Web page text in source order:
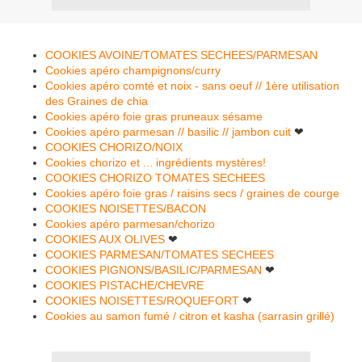
COOKIES AVOINE/TOMATES SECHEES/PARMESAN
Cookies apéro champignons/curry
Cookies apéro comté et noix - sans oeuf // 1ère utilisation
des Graines de chia
Cookies apéro foie gras pruneaux sésame
Cookies apéro parmesan // basilic // jambon cuit ❤
COOKIES CHORIZO/NOIX
Cookies chorizo et ... ingrédients mystères!
COOKIES CHORIZO TOMATES SECHEES
Cookies apéro foie gras / raisins secs / graines de courge
COOKIES NOISETTES/BACON
Cookies apéro parmesan/chorizo
COOKIES AUX OLIVES ❤
COOKIES PARMESAN/TOMATES SECHEES
COOKIES PIGNONS/BASILIC/PARMESAN ❤
COOKIES PISTACHE/CHEVRE
COOKIES NOISETTES/ROQUEFORT ❤
Cookies au samon fumé / citron et kasha (sarrasin grillé)